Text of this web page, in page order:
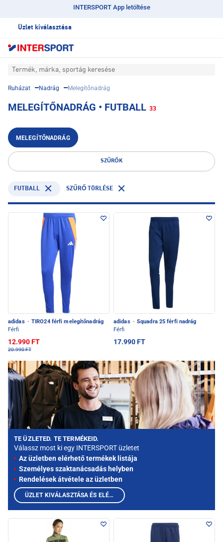
INTERSPORT App letöltése
Üzlet kiválasztása
Termék, márka, sportág keresése
Ruházat Nadrág Melegítőnadrág
MELEGÍTŐNADRÁG • FUTBALL 33
MELEGÍTŐNADRÁG
SZŰRŐK
FUTBALL SZŰRŐ TÖRLÉSE
adidas · TIRO24 férfi melegítőnadrág
Férfi
12.990 FT
20.990 FT
adidas · Squadra 25 férfi nadrág
Férfi
17.990 FT
TE ÜZLETED. TE TERMÉKEID.
Válassz most ki egy INTERSPORT üzletet
Az üzletben elérhető termékek listája
Személyes szaktanácsadás helyben
Rendelések átvétele az üzletben
ÜZLET KIVÁLASZTÁSA ÉS ELÉRHETŐ TERMÉKEK MEGTEKINTÉSE